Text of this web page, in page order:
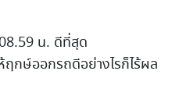
น. ดีที่สุด
ฤกษ์ออกรถดีอย่างไรก็ไร้ผล